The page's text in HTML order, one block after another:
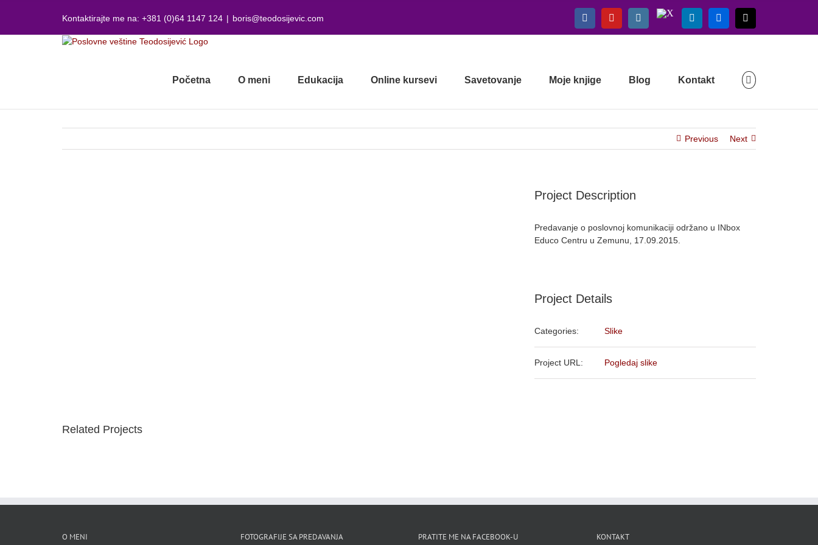
Kontaktirajte me na: +381 (0)64 1147 124 | boris@teodosijevic.com FacebookYouTubeInstagram
X LinkedInFlickr
Početna O meni Edukacija Online kursevi Savetovanje Moje knjige Blog Kontakt
Previous Next
Project Description
Predavanje o poslovnoj komunikaciji održano u INbox
Educo Centru u Zemunu, 17.09.2015.
Project Details
Categories: Slike
Project URL: Pogledaj slike
Related Projects
O MENI FOTOGRAFIJE SA PREDAVANJA PRATITE ME NA FACEBOOK-U KONTAKT